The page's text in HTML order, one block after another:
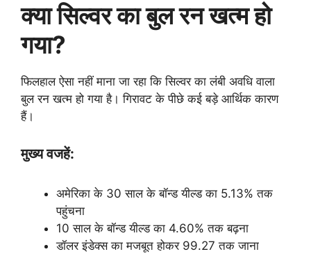
क्या सिल्वर का बुल रन खत्म हो
गया?
फिलहाल ऐसा नहीं माना जा रहा कि सिल्वर का लंबी अवधि वाला
बुल रन खत्म हो गया है। गिरावट के पीछे कई बड़े आर्थिक कारण
हैं।
मुख्य वजहें:
अमेरिका के 30 साल के बॉन्ड यील्ड का 5.13% तक
पहुंचना
10 साल के बॉन्ड यील्ड का 4.60% तक बढ़ना
डॉलर इंडेक्स का मजबूत होकर 99.27 तक जाना